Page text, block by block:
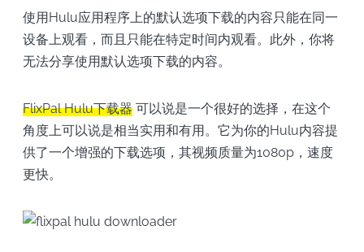
使用Hulu应用程序上的默认选项下载的内容只能在同一
设备上观看，而且只能在特定时间内观看。此外，你将
无法分享使用默认选项下载的内容。
FlixPal Hulu下载器可以说是一个很好的选择，在这个
角度上可以说是相当实用和有用。它为你的Hulu内容提
供了一个增强的下载选项，其视频质量为1080p，速度
更快。